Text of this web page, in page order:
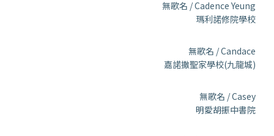
無歌名 / Cadence Yeung
瑪利諾修院學校
無歌名 / Candace
嘉諾撒聖家學校(九龍城)
無歌名 / Casey
明愛胡振中書院